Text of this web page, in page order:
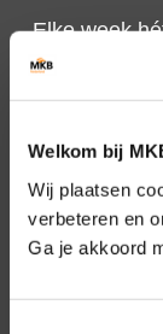
Welkom bij
Wij plaatsen
verbeteren en
Ga je akkoord
Elke week
Schrijf je nu
nieuwsbrief.
Schrijf je
Direct
Over ons